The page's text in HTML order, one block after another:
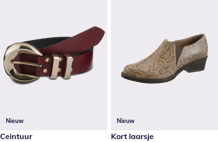
Nieuw
€ 59,99
Ceintuur
Nieuw
€ 105,00
Kort laarsje